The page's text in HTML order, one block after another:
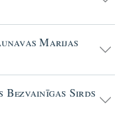
Marijas
Bezvainīgas Sirds